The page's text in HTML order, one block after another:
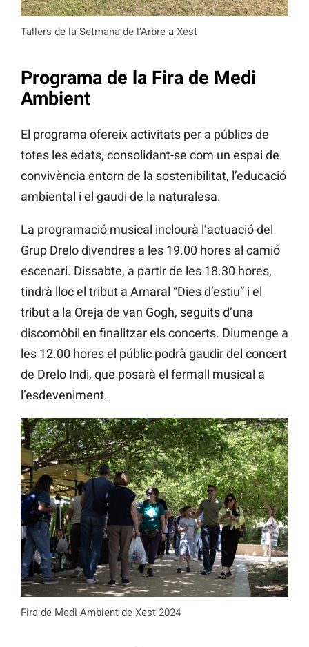
Tallers de la Setmana de l’Arbre a Xest
Programa de la Fira de Medi
Ambient
El programa ofereix activitats per a públics de
totes les edats, consolidant-se com un espai de
convivència entorn de la sostenibilitat, l’educació
ambiental i el gaudi de la naturalesa.
La programació musical inclourà l’actuació del
Grup Drelo divendres a les 19.00 hores al camió
escenari. Dissabte, a partir de les 18.30 hores,
tindrà lloc el tribut a Amaral “Dies d’estiu” i el
tribut a la Oreja de van Gogh, seguits d’una
discomòbil en finalitzar els concerts. Diumenge a
les 12.00 hores el públic podrà gaudir del concert
de Drelo Indi, que posarà el fermall musical a
l’esdeveniment.
Fira de Medi Ambient de Xest 2024